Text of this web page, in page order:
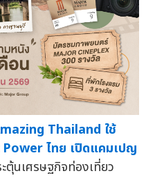
Thailand ใช้
ไทย เปิดแคมเปญ
ตุ้นเศรษฐกิจท่องเที่ยว